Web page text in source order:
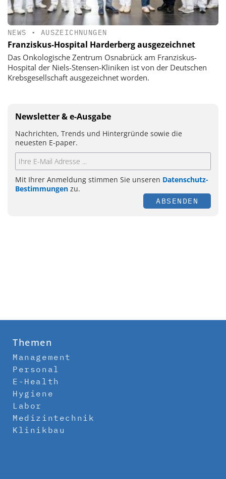
NEWS • AUSZEICHNUNGEN
Franziskus-Hospital Harderberg ausgezeichnet
Das Onkologische Zentrum Osnabrück am Franziskus-
Hospital der Niels-Stensen-Kliniken ist von der Deutschen
Krebsgesellschaft ausgezeichnet worden.
Newsletter & e-Ausgabe
Nachrichten, Trends und Hintergründe sowie die
neuesten E-paper.
Mit Ihrer Anmeldung stimmen Sie unseren Datenschutz-
Bestimmungen zu.
ABSENDEN
Themen
Management
Personal
E-Health
Hygiene
Labor
Medizintechnik
Klinikbau